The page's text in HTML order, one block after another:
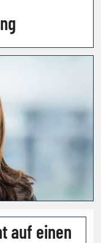
auf einen